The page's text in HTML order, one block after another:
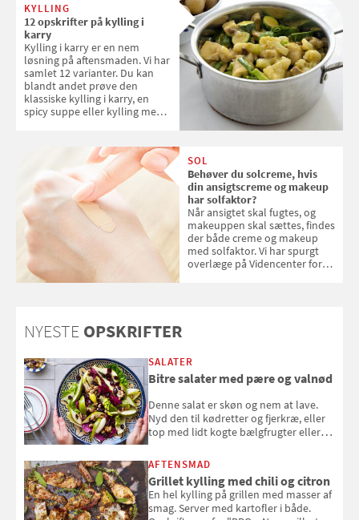
KYLLING
12 opskrifter på kylling i
karry
Kylling i karry er en nem
løsning på aftensmaden. Vi har
samlet 12 varianter. Du kan
blandt andet prøve den
klassiske kylling i karry, en
spicy suppe eller kylling med
SOL
Behøver du solcreme, hvis
din ansigtscreme og makeup
har solfaktor?
Når ansigtet skal fugtes, og
makeuppen skal sættes, findes
der både creme og makeup
med solfaktor. Vi har spurgt
overlæge på Videncenter for
NYESTE OPSKRIFTER
SALATER
Bitre salater med pære og valnød
Denne salat er skøn og nem at lave.
Nyd den til kødretter og fjerkræ, eller
top med lidt kogte bælgfrugter eller
selvstændigt måltid. Opskriften er fra
Louisa Lorangs kogebog "Salat".
AFTENSMAD
Grillet kylling med chili og citron
En hel kylling på grillen med masser af
smag. Server med kartofler i både.